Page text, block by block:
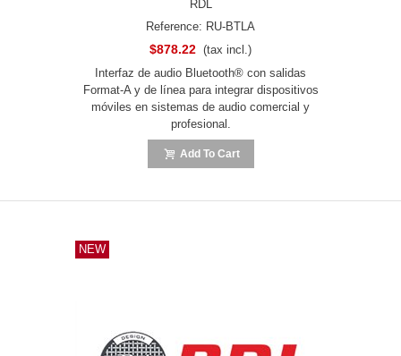
RDL
Reference: RU-BTLA
$878.22 (tax incl.)
Interfaz de audio Bluetooth® con salidas
Format-A y de línea para integrar dispositivos
móviles en sistemas de audio comercial y
profesional.
Add To Cart
NEW